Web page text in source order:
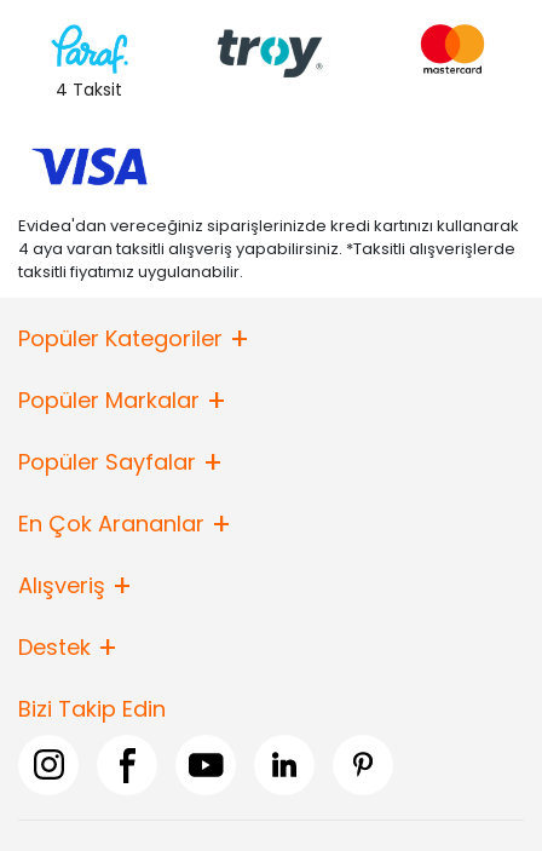
4 Taksit
Evidea'dan vereceğiniz siparişlerinizde kredi kartınızı kullanarak
4 aya varan taksitli alışveriş yapabilirsiniz. *Taksitli alışverişlerde
taksitli fiyatımız uygulanabilir.
Popüler Kategoriler
Popüler Markalar
Popüler Sayfalar
En Çok Arananlar
Alışveriş
Destek
Bizi Takip Edin